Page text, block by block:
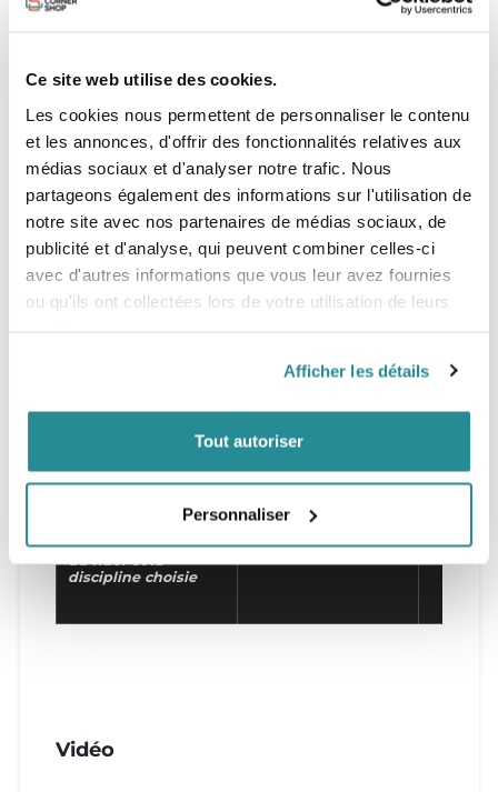
Ce site web utilise des cookies.
Les cookies nous permettent de personnaliser le contenu
et les annonces, d'offrir des fonctionnalités relatives aux
médias sociaux et d'analyser notre trafic. Nous
partageons également des informations sur l'utilisation de
notre site avec nos partenaires de médias sociaux, de
publicité et d'analyse, qui peuvent combiner celles-ci
avec d'autres informations que vous leur avez fournies
ou qu'ils ont collectées lors de votre utilisation de leurs
Afficher les détails
Tout autoriser
Personnaliser
SEVEN SEAS
SEVEN SEAS
1300
1300
SEVEN SEAS
1500
1500 109.5
FW
SEVEN SEAS CARBON
SEVEN
Deuxième choix en
fonction du niveau
discipline choisie
CARVING
DW
Vidéo